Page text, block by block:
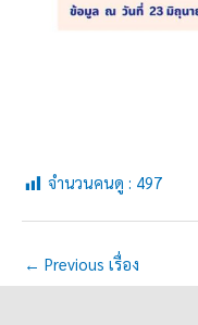
จำนวนคนดู : 497
← Previous เรื่อง